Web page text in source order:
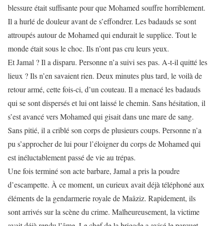
blessure était suffisante pour que Mohamed souffre horriblement.
Il a hurlé de douleur avant de s’effondrer. Les badauds se sont
attroupés autour de Mohamed qui endurait le supplice. Tout le
monde était sous le choc. Ils n’ont pas cru leurs yeux.
Et Jamal ? Il a disparu. Personne n’a suivi ses pas. A-t-il quitté les
lieux ? Ils n’en savaient rien. Deux minutes plus tard, le voilà de
retour armé, cette fois-ci, d’un couteau. Il a menacé les badauds
qui se sont dispersés et lui ont laissé le chemin. Sans hésitation, il
s’est avancé vers Mohamed qui gisait dans une mare de sang.
Sans pitié, il a criblé son corps de plusieurs coups. Personne n’a
pu s’approcher de lui pour l’éloigner du corps de Mohamed qui
est inéluctablement passé de vie au trépas.
Une fois terminé son acte barbare, Jamal a pris la poudre
d’escampette. À ce moment, un curieux avait déjà téléphoné aux
éléments de la gendarmerie royale de Maâziz. Rapidement, ils
sont arrivés sur la scène du crime. Malheureusement, la victime